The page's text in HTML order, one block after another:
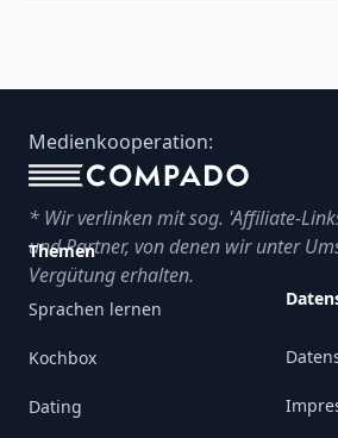
Medienkooperation:
* Wir verlinken mit sog. 'Affiliate-
und Partner, von denen wir unter
Vergütung erhalten.
Themen
Sprachen lernen
Kochbox
Dating